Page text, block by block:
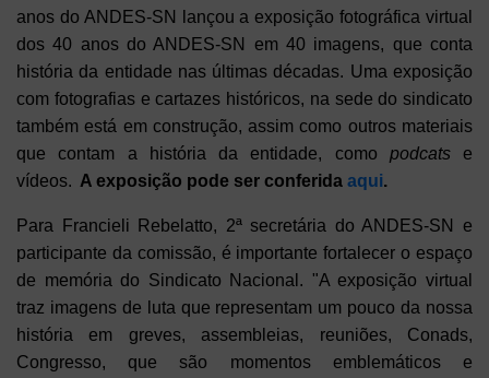
anos do ANDES-SN
lançou a exposição fotográfica virtual
dos 40 anos do ANDES-SN em 40 imagens, que conta
história da entidade nas últimas décadas. Uma exposição
com fotografias e cartazes históricos, na sede do sindicato
também está em construção, assim como outros materiais
que contam a história da entidade, como podcatse
vídeos. A exposição pode ser conferida aqui.
Para Francieli Rebelatto, 2ª secretária do ANDES-SN e
participante da comissão, é importante fortalecer o espaço
de memória do Sindicato Nacional. "A exposição virtual
traz imagens de luta que representam um pouco da nossa
história em greves, assembleias, reuniões, Conads,
Congresso, que são momentos emblemáticos e